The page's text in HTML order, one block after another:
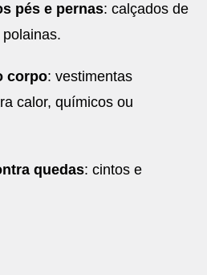
pés e pernas: calçados de
corpo: vestimentas
calor, químicos ou
quedas: cintos e